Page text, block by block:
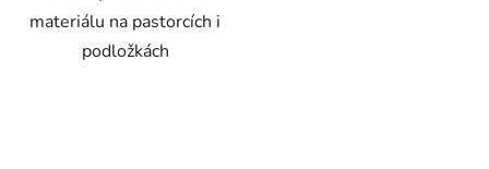
materiálu na pastorcích i
podložkách